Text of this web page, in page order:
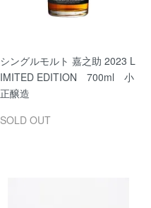
シングルモルト 嘉之助 2023 L
IMITED EDITION 700ml 小
正醸造
SOLD OUT